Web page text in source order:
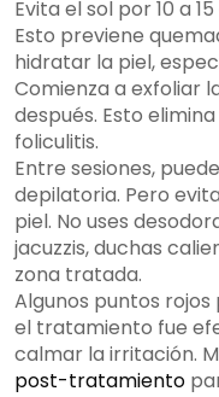
Evita el sol por 10 a
Esto previene
hidratar la piel,
Comienza a exfoliar
después. Esto
foliculitis.
Entre sesiones,
depilatoria. Pero
piel. No uses
jacuzzis, duchas
zona tratada.
Algunos puntos rojos
el tratamiento fue
calmar la irritación.
post-tratamiento